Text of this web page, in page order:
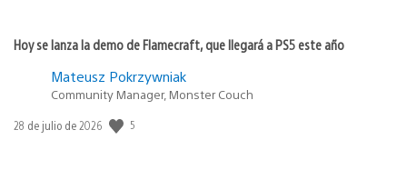
Hoy se lanza la demo de Flamecraft, que llegará a PS5 este año
Mateusz Pokrzywniak
Community Manager, Monster Couch
Fecha
28 de julio de 2026 5